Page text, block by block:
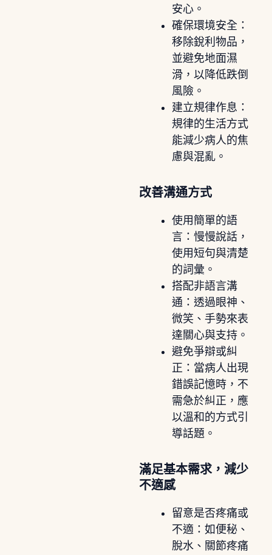
安心。
確保環境安全：
移除銳利物品，
並避免地面濕
滑，以降低跌倒
風險。
建立規律作息：
規律的生活方式
能減少病人的焦
慮與混亂。
改善溝通方式
使用簡單的語
言：慢慢說話，
使用短句與清楚
的詞彙。
搭配非語言溝
通：透過眼神、
微笑、手勢來表
達關心與支持。
避免爭辯或糾
正：當病人出現
錯誤記憶時，不
需急於糾正，應
以溫和的方式引
導話題。
滿足基本需求，減少
不適感
留意是否疼痛或
不適：如便秘、
脫水、關節疼痛